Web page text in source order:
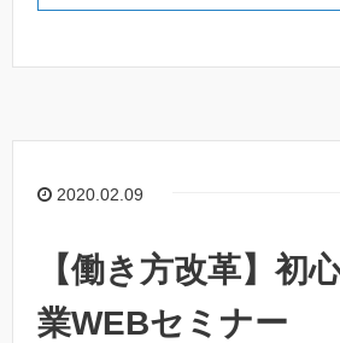
2020.02.09
【働き方改革】初
業WEBセミナー